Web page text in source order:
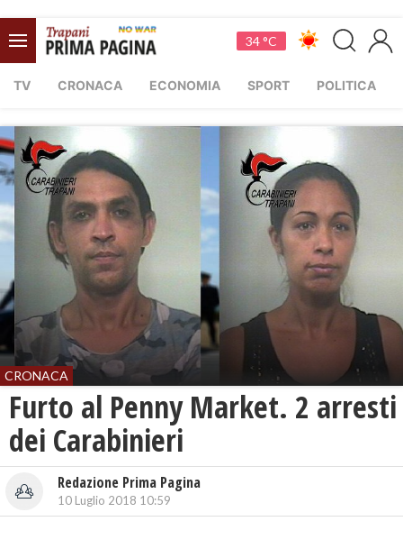
34 °C
TV CRONACA ECONOMIA SPORT POLITICA
CRONACA
Furto al Penny Market. 2 arresti
dei Carabinieri
Redazione Prima Pagina
10 Luglio 2018 10:59